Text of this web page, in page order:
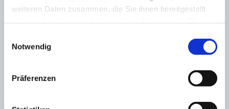
weiteren Daten zusammen, die Sie ihnen bereitgestellt
Notwendig
Präferenzen
Preis :